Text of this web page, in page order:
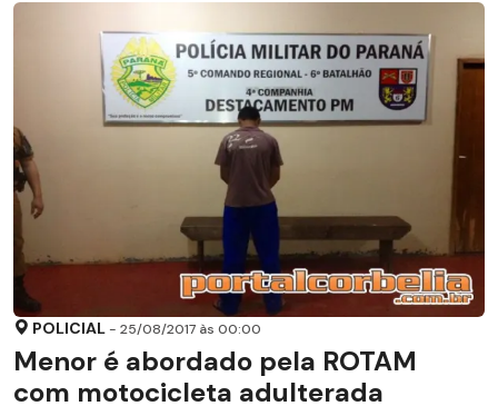
POLICIAL - 25/08/2017 às 00:00
Menor é abordado pela ROTAM
com motocicleta adulterada